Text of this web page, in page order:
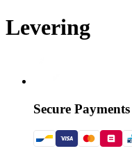
Levering
Secure Payments